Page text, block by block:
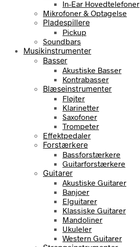
In-Ear Hovedtelefoner
Mikrofoner & Optagelse
Pladespillere
Pickup
Soundbars
Musikinstrumenter
Basser
Akustiske Basser
Kontrabasser
Blæseinstrumenter
Fløjter
Klarinetter
Saxofoner
Trompeter
Effektpedaler
Forstærkere
Bassforstærkere
Guitarforstærkere
Guitarer
Akustiske Guitarer
Banjoer
Elguitarer
Klassiske Guitarer
Mandoliner
Ukuleler
Western Guitarer